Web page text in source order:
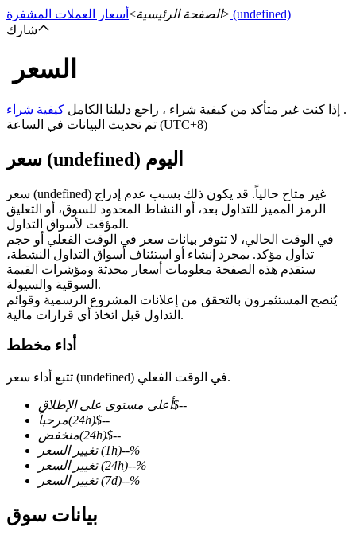
العقود الآجلة
العقود الآجلة USDT
العقود الآجلة باستخدام USDT كضمان
العقود الآجلة لـ COIN-M
العقود الآجلة للعملات المشفرة
TradFi
الصفحة الرئيسية> أسعار العملات المشفرة > (undefined)
شارك
السعر
إذا كنت غير متأكد من كيفية شراء ، راجع دليلنا الكامل .
تم تحديث البيانات في الساعة (UTC+8)
سعر (undefined) اليوم
سعر (undefined) غير متاح حالياً. قد يكون ذلك بسبب عدم إدراج
الرمز المميز للتداول بعد، أو النشاط المحدود للسوق، أو التعليق
المؤقت لأسواق التداول.
في الوقت الحالي، لا تتوفر بيانات سعر في الوقت الفعلي أو حجم
تداول مؤكد. بمجرد إنشاء أو استئناف أسواق التداول النشطة،
ستقدم هذه الصفحة معلومات أسعار محدثة ومؤشرات القيمة
السوقية والسيولة.
يُنصح المستثمرون بالتحقق من إعلانات المشروع الرسمية وقوائم
التداول قبل اتخاذ أي قرارات مالية.
أداء مخطط
تتبع أداء سعر (undefined) في الوقت الفعلي.
أعلى مستوى على الإطلاق$--
مرحباً
(24h)$--
منخفض
(24h)$--
تغيير السعر
(1h)--%
تغيير السعر
(24h)--%
تغيير السعر
(7d)--%
بيانات سوق